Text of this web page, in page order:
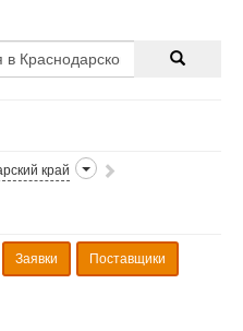
край
Заявки Поставщики